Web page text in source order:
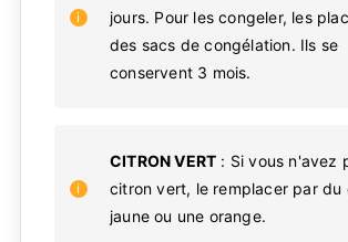
jours. Pour les congeler, les
des sacs de congélation. Ils se
conservent 3 mois.
CITRON VERT : Si vous n'avez
citron vert, le remplacer par du
jaune ou une orange.